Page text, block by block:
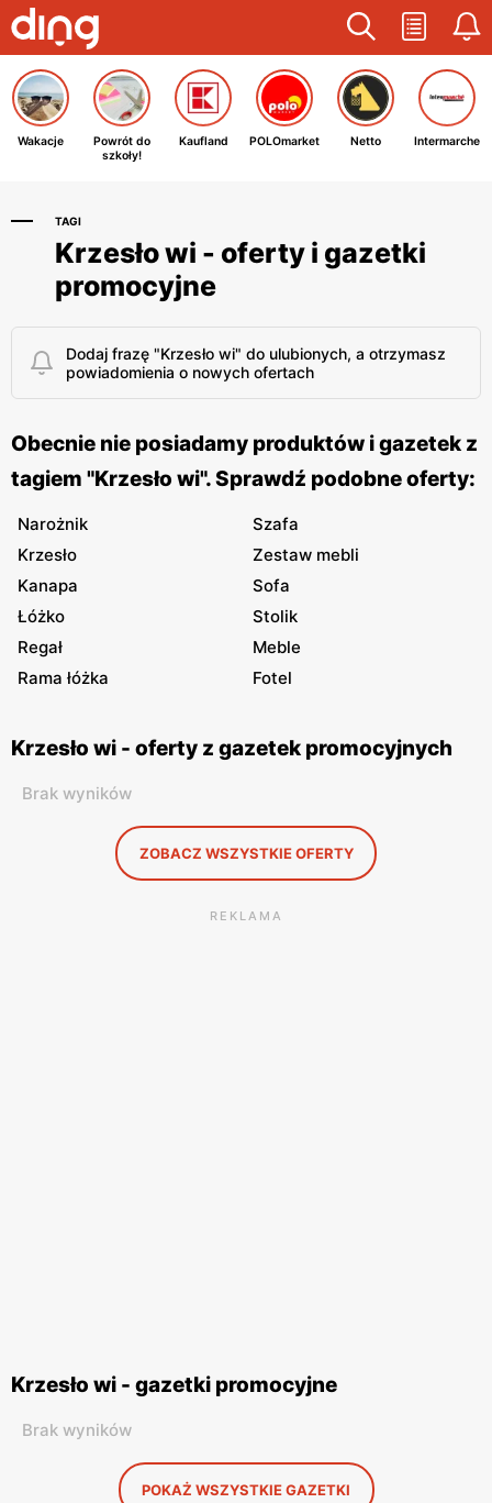
Wakacje
Powrót do
szkoły!
Kaufland POLOmarket Netto Intermarche
TAGI
Krzesło wi - oferty i gazetki
promocyjne
Dodaj frazę "Krzesło wi" do ulubionych, a otrzymasz
powiadomienia o nowych ofertach
Obecnie nie posiadamy produktów i gazetek z
tagiem "Krzesło wi". Sprawdź podobne oferty:
Narożnik
Szafa
Krzesło
Zestaw mebli
Kanapa
Sofa
Łóżko
Stolik
Regał
Meble
Rama łóżka
Fotel
Krzesło wi - oferty z gazetek promocyjnych
Brak wyników
ZOBACZ WSZYSTKIE OFERTY
REKLAMA
Krzesło wi - gazetki promocyjne
Brak wyników
POKAŻ WSZYSTKIE GAZETKI